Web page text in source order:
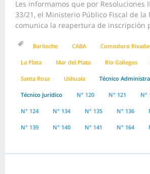
Les informamos que por Resoluciones
33/21, el Ministerio Público Fiscal de la
comunica la reapertura de inscripción
Bariloche CABA Comodoro
La Plata Mar del Plata Río Gallegos
Santa Rosa Ushuaia Técnico
Técnico Jurídico N° 120 N° 121 N°
N° 124 N° 134 N° 135 N° 136
N° 139 N° 140 N° 141 N° 164